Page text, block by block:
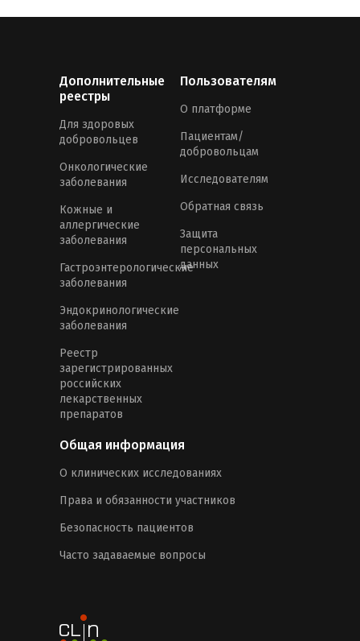
Дополнительные
реестры
Для здоровых
добровольцев
Онкологические
заболевания
Кожные и
аллергические
заболевания
Гастроэнтерологические
заболевания
Эндокринологические
заболевания
Реестр
зарегистрированных
российских
лекарственных
препаратов
Пользователям
О платформе
Пациентам/
добровольцам
Исследователям
Обратная связь
Защита
персональных
данных
Общая информация
О клинических исследованиях
Права и обязанности участников
Безопасность пациентов
Часто задаваемые вопросы